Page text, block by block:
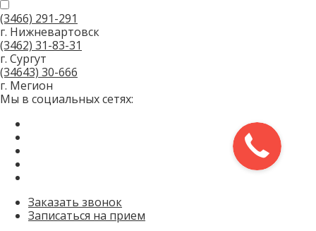
(3466) 291-291
г. Нижневартовск
(3462) 31-83-31
г. Сургут
(34643) 30-666
г. Мегион
Мы в социальных сетях:
Заказать звонок
Записаться на прием